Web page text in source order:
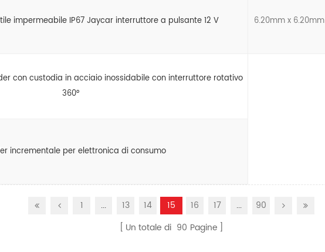
impermeabile IP67 Jaycar interruttore a pulsante 12 V 6.20mm x 6.20mm
con custodia in acciaio inossidabile con interruttore rotativo
360°
incrementale per elettronica di consumo
1 ... 13 14 15 16 17 ...
90
Un totale di 90 Pagine